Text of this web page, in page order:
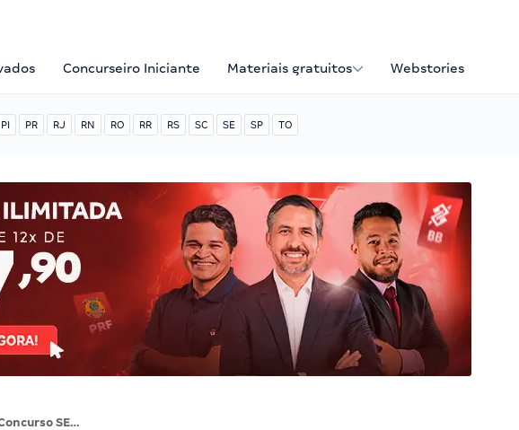
Concurseiro Iniciante Materiais gratuitos Webstories
PI PR RJ RN RO RR RS SC SE SP TO
Concurso SEDF: Nova movimentação indica edital